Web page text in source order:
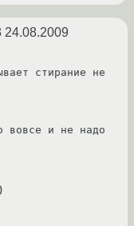
24.08.2009
стирание не
вовсе и не надо